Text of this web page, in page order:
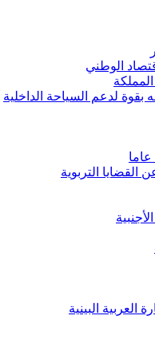
الوطني
لدعم السياحة الداخلية
التربوية
البينية